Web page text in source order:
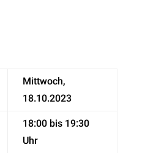
Mittwoch,
18.10.2023
18:00 bis 19:30
Uhr